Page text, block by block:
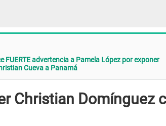
FUERTE advertencia a Pamela López por exponer
Cueva a Panamá
Christian Domínguez